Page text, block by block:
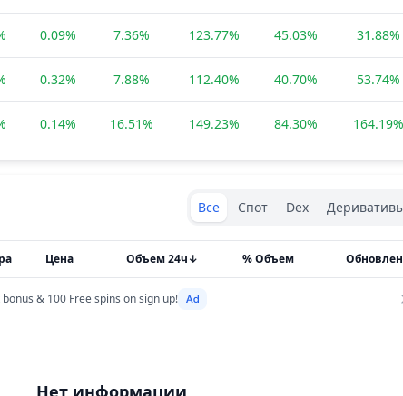
0.09% 7.36% 123.77% 45.03% 31.88%
0.32% 7.88% 112.40% 40.70% 53.74%
0.14% 16.51% 149.23% 84.30% 164.19%
Exchanges type
Все Спот Dex
Цена ↓
Объем 24ч % Объем
& 100 Free spins on sign up!
Нет информации